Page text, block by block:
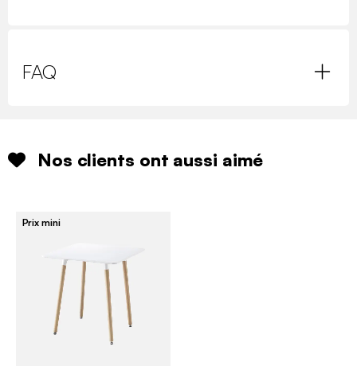
FAQ
Nos clients ont aussi aimé
Prix mini